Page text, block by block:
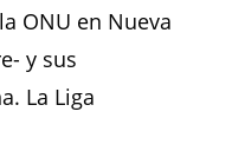
ONU en Nueva
y sus
La Liga